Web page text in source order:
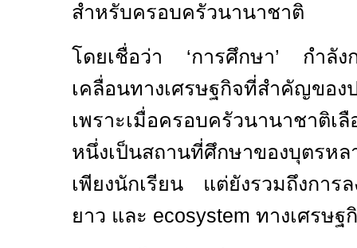
สำหรับครอบครัวนานาชาติ
โดยเชื่อว่า ‘การศึกษา’ กำลัง
เคลื่อนทางเศรษฐกิจที่สำคัญของ
เพราะเมื่อครอบครัวนานาชาติเ
หนึ่งเป็นสถานที่ศึกษาของบุตรห
เพียงนักเรียน แต่ยังรวมถึงการ
ยาว และ ecosystem ทางเศรษฐ